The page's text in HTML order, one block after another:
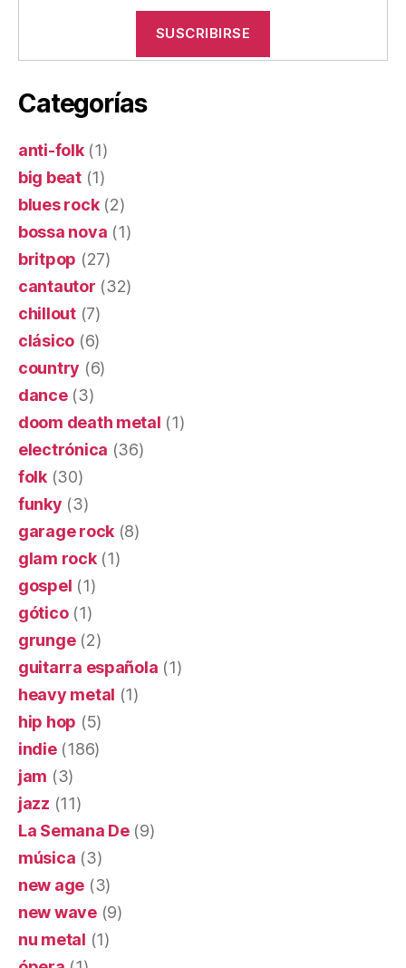
Categorías
anti-folk(1)
big beat(1)
blues rock(2)
bossa nova (1)
britpop (27)
cantautor (32)
chillout(7)
clásico (6)
country (6)
dance(3)
doom death metal (1)
electrónica (36)
folk(30)
funky (3)
garage rock (8)
glam rock(1)
gospel (1)
gótico(1)
grunge(2)
guitarra española (1)
heavy metal (1)
hip hop (5)
indie(186)
jam (3)
jazz (11)
La Semana De(9)
música (3)
new age (3)
new wave(9)
nu metal (1)